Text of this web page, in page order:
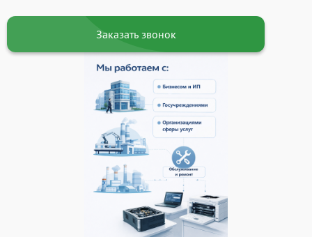
Заказать звонок